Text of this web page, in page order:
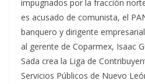
impugnados por la fracción
es acusado de comunista, el
banquero y dirigente
al gerente de Coparmex, Isaac
Sada crea la Liga de
Servicios Públicos de Nuevo